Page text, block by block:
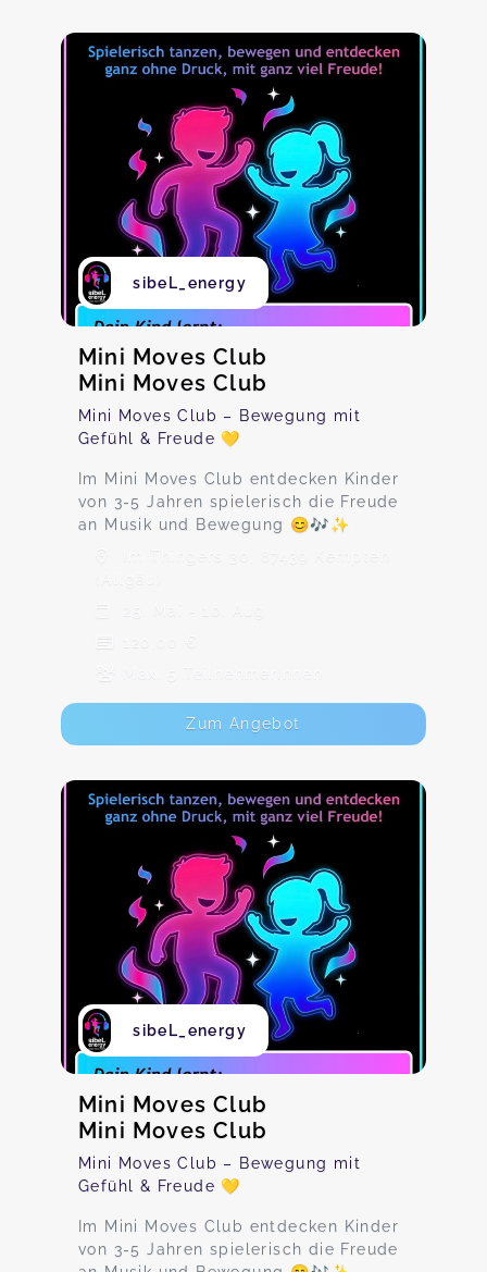
sibeL_energy
Mini Moves Club
Mini Moves Club
Mini Moves Club – Bewegung mit
Gefühl & Freude 💛
Im Mini Moves Club entdecken Kinder
von 3-5 Jahren spielerisch die Freude
an Musik und Bewegung 😊🎶✨
Im Thingers 30, 87439 Kempten
25. Mai - 10. Aug
120,00 €
Max. 5 TeilnehmerInnen
Zum Angebot
sibeL_energy
Mini Moves Club
Mini Moves Club
Mini Moves Club – Bewegung mit
Gefühl & Freude 💛
Im Mini Moves Club entdecken Kinder
von 3-5 Jahren spielerisch die Freude